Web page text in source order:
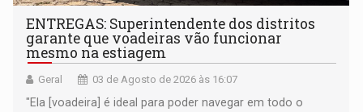
ENTREGAS: Superintendente dos distritos
garante que voadeiras vão funcionar
mesmo na estiagem
Geral 03 de Agosto de 2026 às 16:07
"Ela [voadeira] é ideal para poder navegar em todo o